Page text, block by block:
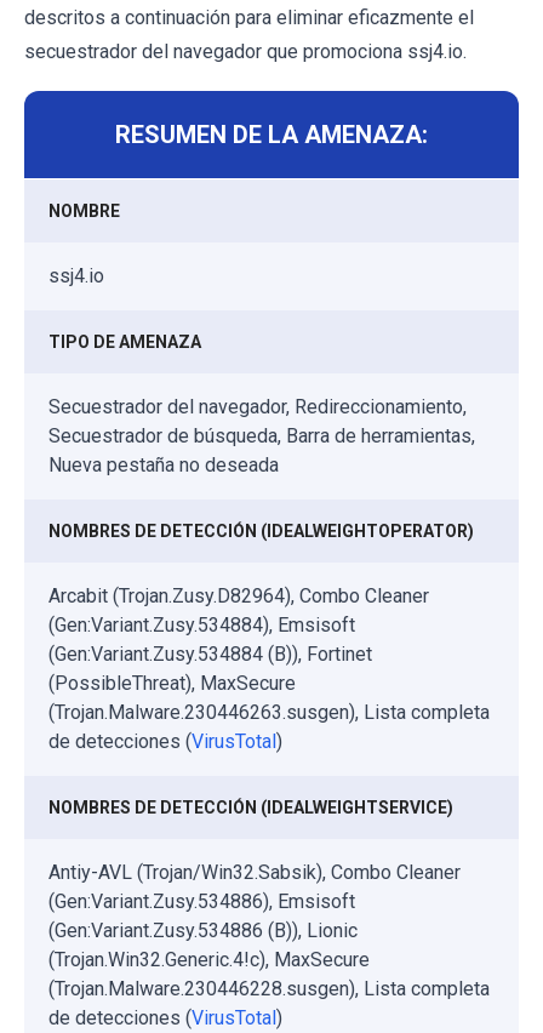
descritos a continuación para eliminar eficazmente el
secuestrador del navegador que promociona ssj4.io.
RESUMEN DE LA AMENAZA:
NOMBRE
ssj4.io
TIPO DE AMENAZA
Secuestrador del navegador, Redireccionamiento,
Secuestrador de búsqueda, Barra de herramientas,
Nueva pestaña no deseada
NOMBRES DE DETECCIÓN (IDEALWEIGHTOPERATOR)
Arcabit (Trojan.Zusy.D82964), Combo Cleaner
(Gen:Variant.Zusy.534884), Emsisoft
(Gen:Variant.Zusy.534884 (B)), Fortinet
(PossibleThreat), MaxSecure
(Trojan.Malware.230446263.susgen), Lista completa
de detecciones (VirusTotal)
NOMBRES DE DETECCIÓN (IDEALWEIGHTSERVICE)
Antiy-AVL (Trojan/Win32.Sabsik), Combo Cleaner
(Gen:Variant.Zusy.534886), Emsisoft
(Gen:Variant.Zusy.534886 (B)), Lionic
(Trojan.Win32.Generic.4!c), MaxSecure
(Trojan.Malware.230446228.susgen), Lista completa
de detecciones (VirusTotal)